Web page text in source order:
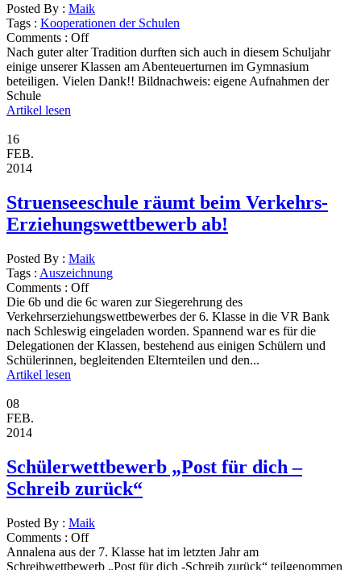
Posted By : Maik
Tags : Kooperationen der Schulen
Comments : Off
Nach guter alter Tradition durften sich auch in diesem Schuljahr
einige unserer Klassen am Abenteuerturnen im Gymnasium
beteiligen. Vielen Dank!! Bildnachweis: eigene Aufnahmen der
Schule
Artikel lesen
16
FEB.
2014
Struenseeschule räumt beim Verkehrs-
Erziehungswettbewerb ab!
Posted By : Maik
Tags : Auszeichnung
Comments : Off
Die 6b und die 6c waren zur Siegerehrung des
Verkehrserziehungswettbewerbes der 6. Klasse in die VR Bank
nach Schleswig eingeladen worden. Spannend war es für die
Delegationen der Klassen, bestehend aus einigen Schülern und
Schülerinnen, begleitenden Elternteilen und den...
Artikel lesen
08
FEB.
2014
Schülerwettbewerb „Post für dich –
Schreib zurück“
Posted By : Maik
Comments : Off
Annalena aus der 7. Klasse hat im letzten Jahr am
Schreibwettbewerb „Post für dich -Schreib zurück“ teilgenommen